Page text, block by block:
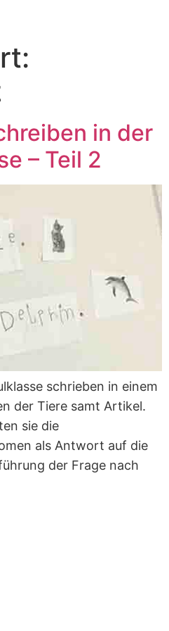
in der
– Teil 2​
schrieben in einem
der Tiere samt Artikel.
sie die
als Antwort auf die
der Frage nach